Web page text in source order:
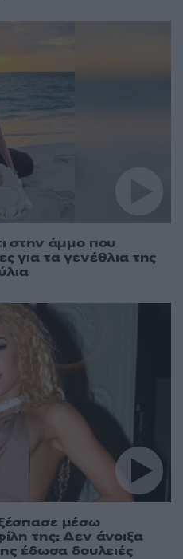
στην άμμο που
για τα γενέθλια της
μέσω
της: Δεν άνοιξα
έδωσα δουλειές